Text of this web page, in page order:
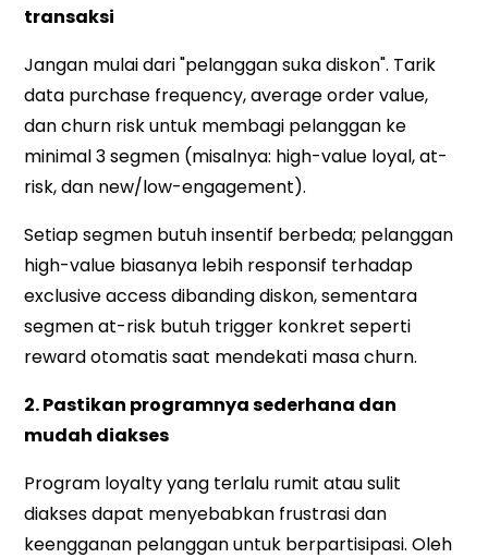
transaksi
Jangan mulai dari "pelanggan suka diskon". Tarik
data purchase frequency, average order value,
dan churn risk untuk membagi pelanggan ke
minimal 3 segmen (misalnya: high-value loyal, at-
risk, dan new/low-engagement).
Setiap segmen butuh insentif berbeda; pelanggan
high-value biasanya lebih responsif terhadap
exclusive access dibanding diskon, sementara
segmen at-risk butuh trigger konkret seperti
reward otomatis saat mendekati masa churn.
2. Pastikan programnya sederhana dan
mudah diakses
Program loyalty yang terlalu rumit atau sulit
diakses dapat menyebabkan frustrasi dan
keengganan pelanggan untuk berpartisipasi. Oleh